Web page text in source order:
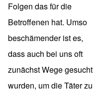
Folgen das für die
Betroffenen hat. Umso
beschämender ist es,
dass auch bei uns oft
zunächst Wege gesucht
wurden, um die Täter zu